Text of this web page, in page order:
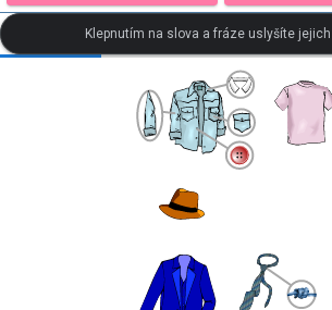
PROCVIČOVÁNÍ MLUVENÍ
Klepnutím na slova a fráze uslyšíte